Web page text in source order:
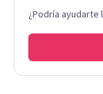
¿Podría ayudarte